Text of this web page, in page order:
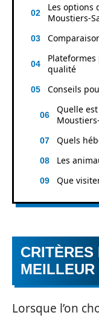
Les options
Moustiers-
qualité
Conseils
Quelle
Quels
Les
Que
CRITÈRES
MEILLEUR
Lorsque l’on